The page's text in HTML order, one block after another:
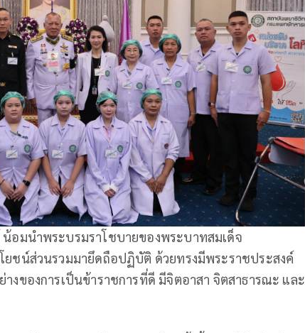
อมนำพระบรมราโชบายของพระบาทสมเด็จ
ยชน์ส่วนรวมมายึดถือปฏิบัติ ด้วยทรงมีพระราชประสงค์
งของการเป็นข้าราชการที่ดี มีจิตอาสา จิตสาธารณะ และ